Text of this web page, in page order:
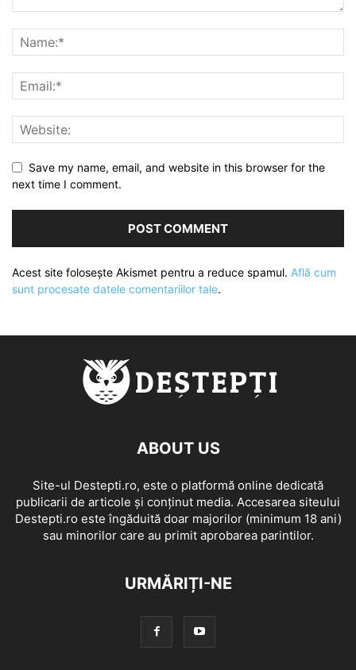
Save my name, email, and website in this browser for the
next time I comment.
Acest site folosește Akismet pentru a reduce spamul. Află cum
sunt procesate datele comentariilor tale.
ABOUT US
Site-ul Destepti.ro, este o platformă online dedicată
publicarii de articole și conținut media. Accesarea siteului
Destepti.ro este îngăduită doar majorilor (minimum 18 ani)
sau minorilor care au primit aprobarea parintilor.
URMĂRIȚI-NE